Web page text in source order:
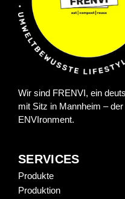
Wir sind FRENVI, ein
mit Sitz in Mannheim –
ENVIronment.
SERVICES
Produkte
Produktion